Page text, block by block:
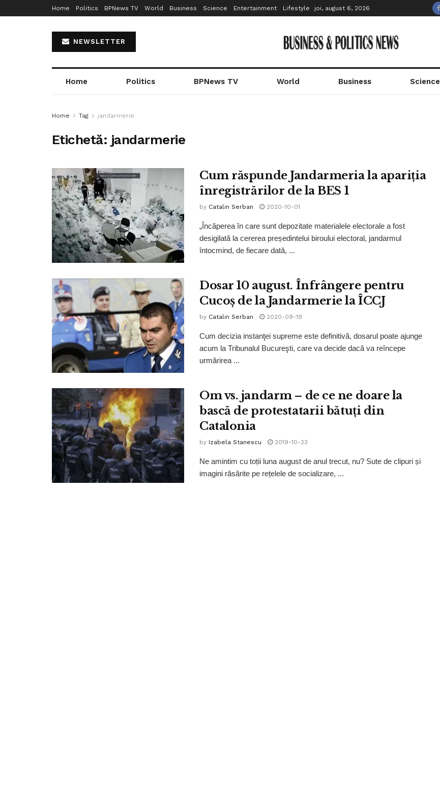
Home Politics BPNews TV World Business Science Entertainment Lifestyle joi, august 6, 2026
NEWSLETTER
Home Politics BPNews TV World Business Science
Home Tag jandarmerie
Etichetă: jandarmerie
Cum răspunde Jandarmeria la apariția
înregistrărilor de la BES 1
by Catalin Serban 2020-10-01
„Încăperea în care sunt depozitate materialele electorale a fost
desigilată la cererea președintelui biroului electoral, jandarmul
întocmind, de fiecare dată, ...
Dosar 10 august. Înfrângere pentru
Cucoș de la Jandarmerie la ÎCCJ
by Catalin Serban 2020-09-19
Cum decizia instanţei supreme este definitivă, dosarul poate ajunge
acum la Tribunalul Bucureşti, care va decide dacă va reîncepe
urmărirea ...
Om vs. jandarm – de ce ne doare la
bască de protestatarii bătuți din
Catalonia
by Izabela Stanescu 2019-10-23
Ne amintim cu toții luna august de anul trecut, nu? Sute de clipuri și
imagini răsărite pe rețelele de socializare, ...